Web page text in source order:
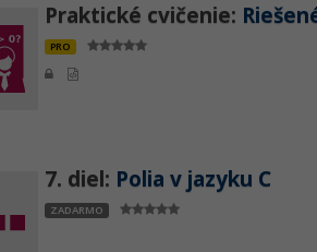
Praktické cvičenie:
PRO
7. diel: Polia v jazyku C
ZADARMO